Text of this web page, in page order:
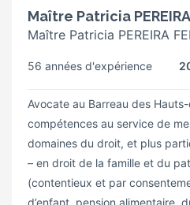
Maître Patricia PEREIRA
Maître Patricia PEREIRA
56 années d'expérience
Avocate au Barreau des
compétences au service de
domaines du droit, et plus
– en droit de la famille et du
(contentieux et par
d’enfant, pension alimentaire,